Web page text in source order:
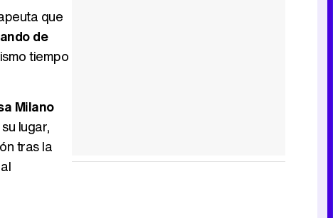
que
de
tiempo
Milano
lugar,
tras la